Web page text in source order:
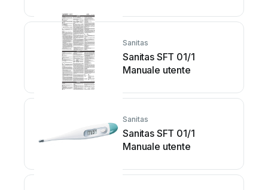
Sanitas
Sanitas SFT 01/1
Manuale utente
Sanitas
Sanitas SFT 01/1
Manuale utente